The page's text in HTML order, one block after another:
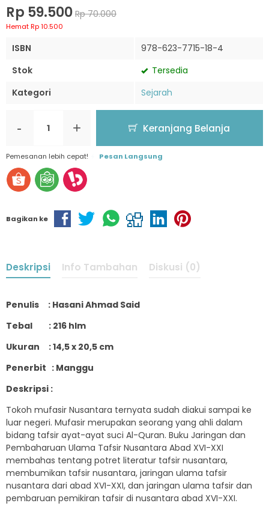
Rp 59.500 Rp 70.000
Hemat Rp 10.500
ISBN
978-623-7715-18-4
Stok
Tersedia
Kategori
Sejarah
- + Keranjang Belanja
Pemesanan lebih cepat! Pesan Langsung
Bagikan ke
Deskripsi Info Tambahan Diskusi (0)
Penulis : Hasani Ahmad Said
Tebal : 216 hlm
Ukuran : 14,5 x 20,5 cm
Penerbit : Manggu
Deskripsi :
Tokoh mufasir Nusantara ternyata sudah diakui sampai ke
luar negeri. Mufasir merupakan seorang yang ahli dalam
bidang tafsir ayat-ayat suci Al-Quran. Buku Jaringan dan
Pembaharuan Ulama Tafsir Nusantara Abad XVI-XXI
membahas tentang potret literatur tafsir nusantara,
membumikan tafsir nusantara, jaringan ulama tafsir
nusantara dari abad XVI-XXI, dan jaringan ulama tafsir dan
pembaruan pemikiran tafsir di nusantara abad XVI-XXI.